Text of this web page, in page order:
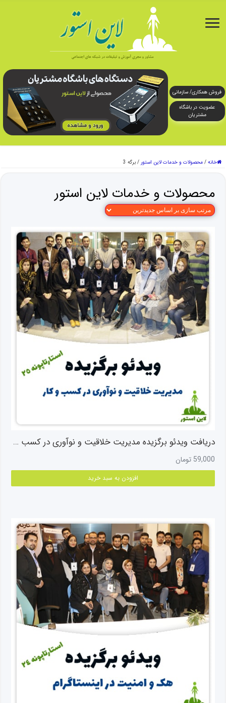
فروش همکاری/ سازمانی
عضویت در باشگاه
مشتریان
خانه / محصولات و خدمات لاین استور / برگه 3
محصولات و خدمات لاین استور
دریافت ویدئو برگزیده مدیریت خلاقیت و نوآوری در کسب و کار (استارتاپونه ۲۵)
59,000 تومان
افزودن به سبد خرید